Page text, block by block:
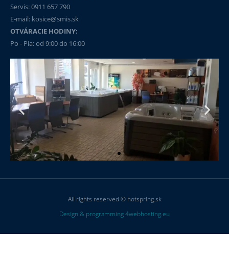
Servis: 0911 657 790​
E-mail: kosice@smis.sk
OTVÁRACIE HODINY:
Po - Pia: od 9:00 do 16:00
All rights reserved © hotspring.sk
Design & programming 4webhosting.eu